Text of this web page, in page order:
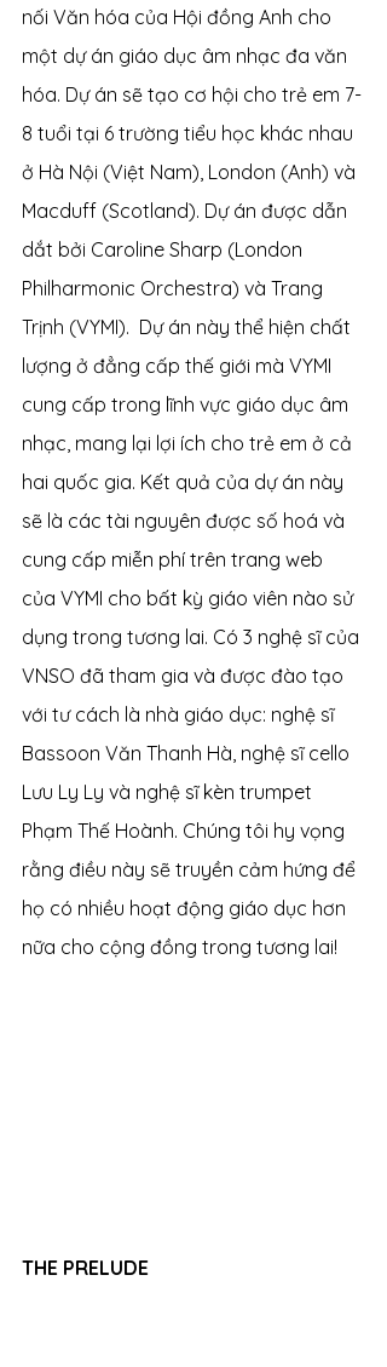
nối Văn hóa của Hội đồng Anh cho
một dự án giáo dục âm nhạc đa văn
hóa. Dự án sẽ tạo cơ hội cho trẻ em 7-
8 tuổi tại 6 trường tiểu học khác nhau
ở Hà Nội (Việt Nam), London (Anh) và
Macduff (Scotland). Dự án được dẫn
dắt bởi Caroline Sharp (London
Philharmonic Orchestra) và Trang
Trịnh (VYMI).  Dự án này thể hiện chất
lượng ở đẳng cấp thế giới mà VYMI
cung cấp trong lĩnh vực giáo dục âm
nhạc, mang lại lợi ích cho trẻ em ở cả
hai quốc gia. Kết quả của dự án này
sẽ là các tài nguyên được số hoá và
cung cấp miễn phí trên trang web
của VYMI cho bất kỳ giáo viên nào sử
dụng trong tương lai. Có 3 nghệ sĩ của
VNSO đã tham gia và được đào tạo
với tư cách là nhà giáo dục: nghệ sĩ
Bassoon Văn Thanh Hà, nghệ sĩ cello
Lưu Ly Ly và nghệ sĩ kèn trumpet
Phạm Thế Hoành. Chúng tôi hy vọng
rằng điều này sẽ truyền cảm hứng để
họ có nhiều hoạt động giáo dục hơn
nữa cho cộng đồng trong tương lai!
THE PRELUDE